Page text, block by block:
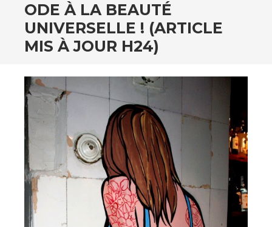
ODE À LA BEAUTÉ
UNIVERSELLE ! (ARTICLE
MIS À JOUR H24)